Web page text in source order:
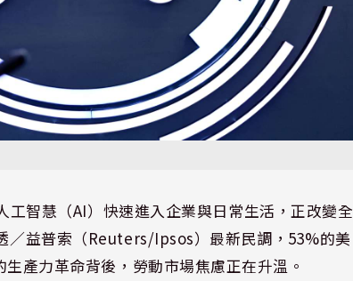
智慧（AI）快速進入企業與日常生活，正改變全
／益普索（Reuters/Ipsos）最新民調，53%的美
產力革命背後，勞動市場焦慮正在升溫。